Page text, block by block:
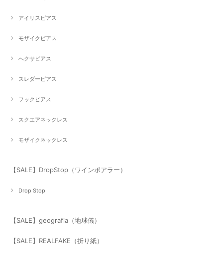
アイリスピアス
モザイクピアス
へクサピアス
スレダーピアス
フックピアス
スクエアネックレス
モザイクネックレス
【SALE】DropStop（ワインポアラー）
Drop Stop
【SALE】geografia（地球儀）
【SALE】REALFAKE（折り紙）